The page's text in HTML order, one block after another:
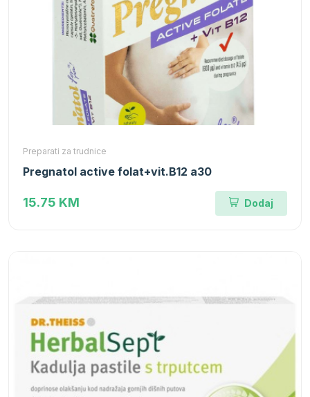
Preparati za trudnice
Pregnatol active folat+vit.B12 a30
15.75 KM Dodaj